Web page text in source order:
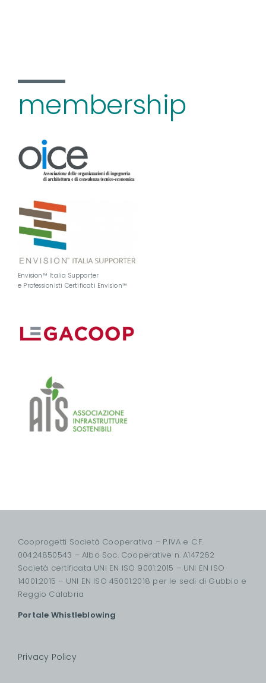
membership
Envision™ Italia Supporter
e Professionisti Certificati Envision™
Cooprogetti Società Cooperativa – P.IVA e C.F.
00424850543 – Albo Soc. Cooperative n. A147262
Società certificata UNI EN ISO 9001:2015 – UNI EN ISO
14001:2015 – UNI EN ISO 45001:2018 per le sedi di Gubbio e
Reggio Calabria
Portale Whistleblowing
Privacy Policy